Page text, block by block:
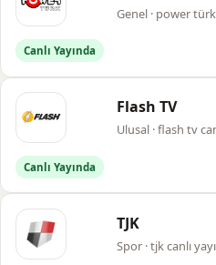
Genel · power
Canlı Yayında
Flash TV
Ulusal · flash tv
Canlı Yayında
TJK
Spor · tjk canlı